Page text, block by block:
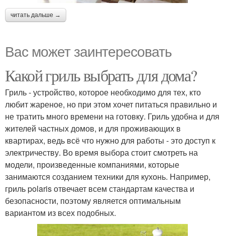
читать дальше →
Вас может заинтересовать
Какой гриль выбрать для дома?
Гриль - устройство, которое необходимо для тех, кто
любит жареное, но при этом хочет питаться правильно и
не тратить много времени на готовку. Гриль удобна и для
жителей частных домов, и для проживающих в
квартирах, ведь всё что нужно для работы - это доступ к
электричеству. Во время выбора стоит смотреть на
модели, произведенные компаниями, которые
занимаются созданием техники для кухонь. Например,
гриль polaris отвечает всем стандартам качества и
безопасности, поэтому является оптимальным
вариантом из всех подобных.